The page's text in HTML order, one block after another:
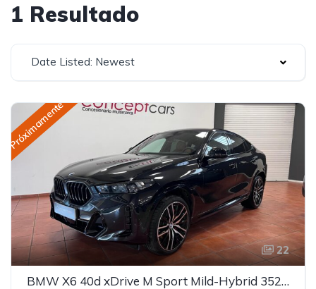
1 Resultado
Date Listed: Newest
Próximamente
22
BMW X6 40d xDrive M Sport Mild-Hybrid 352cv